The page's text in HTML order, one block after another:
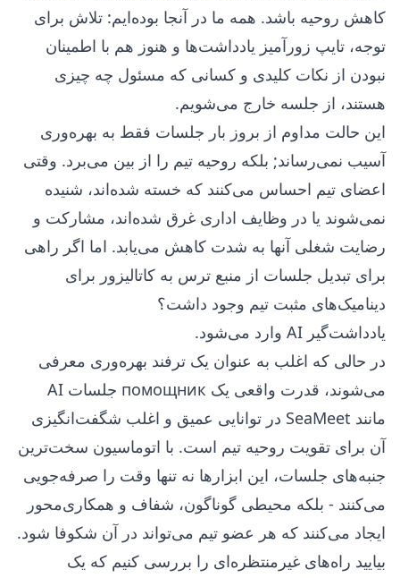
کاهش روحیه باشد. همه ما در آنجا بوده‌ایم: تلاش برای
توجه، تایپ زورآمیز یادداشت‌ها و هنوز هم با اطمینان
نبودن از نکات کلیدی و کسانی که مسئول چه چیزی
هستند، از جلسه خارج می‌شویم.
این حالت مداوم از بروز بار جلسات فقط به بهره‌وری
آسیب نمی‌رساند; بلکه روحیه تیم را از بین می‌برد. وقتی
اعضای تیم احساس می‌کنند که خسته شده‌اند، شنیده
نمی‌شوند یا در وظایف اداری غرق شده‌اند، مشارکت و
رضایت شغلی آنها به شدت کاهش می‌یابد. اما اگر راهی
برای تبدیل جلسات از منبع ترس به کاتالیزور برای
دینامیک‌های مثبت تیم وجود داشت؟
یادداشت‌گیر AI وارد می‌شود.
در حالی که اغلب به عنوان یک ترفند بهره‌وری معرفی
می‌شوند، قدرت واقعی یک помощник جلسات AI
مانند SeaMeet در توانایی عمیق و اغلب شگفت‌انگیزی
آن برای تقویت روحیه تیم است. با اتوماسیون سخت‌ترین
جنبه‌های جلسات، این ابزارها نه تنها وقت را صرفه‌جویی
می‌کنند - بلکه محیطی گوناگون، شفاف و همکاری‌محور
ایجاد می‌کنند که هر عضو تیم می‌تواند در آن شکوفا شود.
بیایید راه‌های غیرمنتظره‌ای را بررسی کنیم که یک